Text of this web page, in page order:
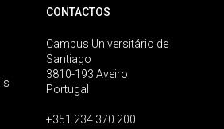
CONTACTOS
Campus Universitário de
Santiago
3810-193 Aveiro
Portugal
+351 234 370 200